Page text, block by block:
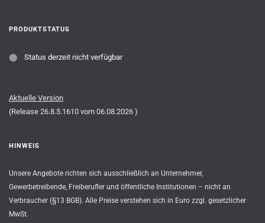
PRODUKTSTATUS
⬤ Status derzeit nicht verfügbar
Aktuelle Version
(Release 26.8.5.1610 vom 06.08.2026 )
HINWEIS
Unsere Angebote richten sich ausschließlich an Unternehmer,
Gewerbetreibende, Freiberufler und öffentliche Institutionen – nicht an
Verbraucher (§13 BGB). Alle Preise verstehen sich in Euro zzgl. gesetzlicher
MwSt.